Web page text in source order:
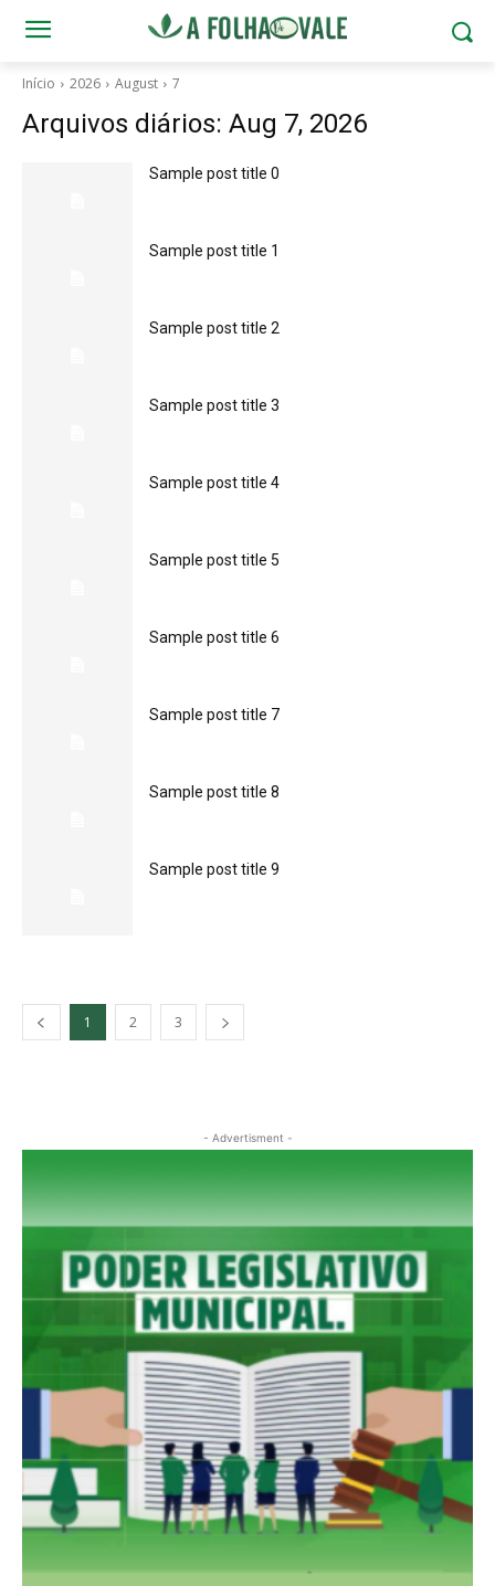
Início 2026 August 7
Arquivos diários: Aug 7, 2026
Sample post title 0
Sample post title 1
Sample post title 2
Sample post title 3
Sample post title 4
Sample post title 5
Sample post title 6
Sample post title 7
Sample post title 8
Sample post title 9
1 2 3
- Advertisment -